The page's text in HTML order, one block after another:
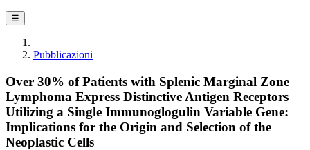
☰
Pubblicazioni
Over 30% of Patients with Splenic Marginal Zone
Lymphoma Express Distinctive Antigen Receptors
Utilizing a Single Immunoglogulin Variable Gene:
Implications for the Origin and Selection of the
Neoplastic Cells